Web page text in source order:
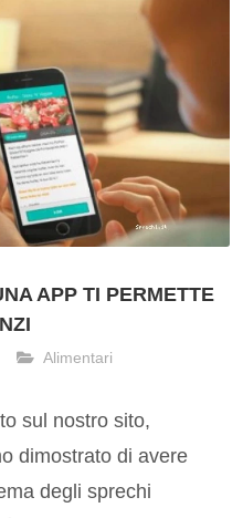
APP TI PERMETTE
Alimentari
sul nostro sito,
dimostrato di avere
degli sprechi